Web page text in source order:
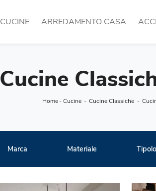
CUCINE ARREDAMENTO CASA
Cucine
Home-Cucine - Cucine Classiche -
Marca Materiale